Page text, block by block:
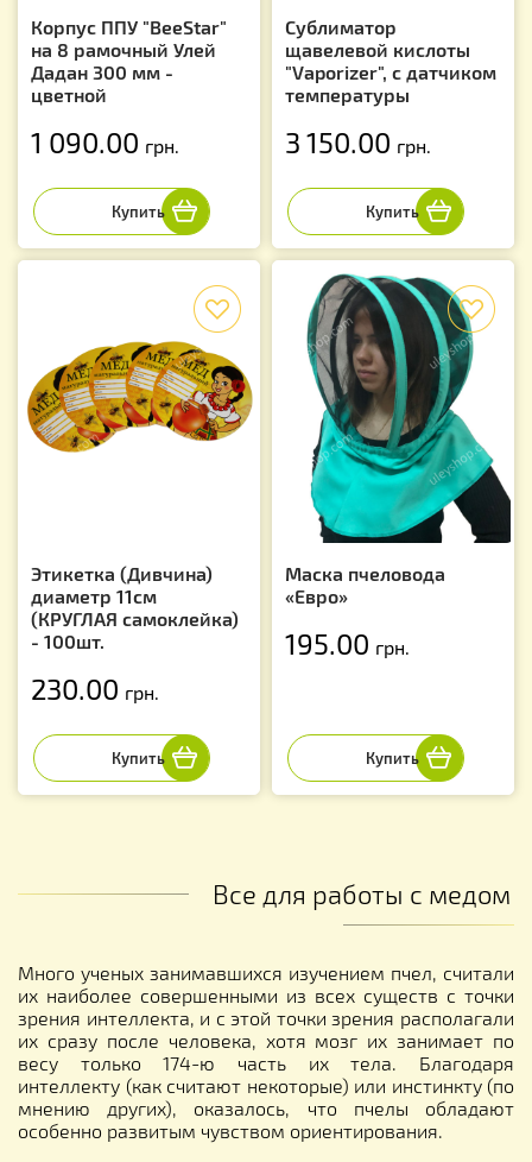
Корпус ППУ "BeeStar"
на 8 рамочный Улей
Дадан 300 мм -
цветной
1 090.00 грн.
Сублиматор
щавелевой кислоты
"Vaporizer", с датчиком
температуры
3 150.00 грн.
Этикетка (Дивчина)
диаметр 11см
(КРУГЛАЯ самоклейка)
- 100шт.
230.00 грн.
Маска пчеловода
«Евро»
195.00 грн.
Все для работы с медом
Много ученых занимавшихся изучением пчел, считали
их наиболее совершенными из всех существ с точки
зрения интеллекта, и с этой точки зрения располагали
их сразу после человека, хотя мозг их занимает по
весу только 174-ю часть их тела. Благодаря
интеллекту (как считают некоторые) или инстинкту (по
мнению других), оказалось, что пчелы обладают
особенно развитым чувством ориентирования.